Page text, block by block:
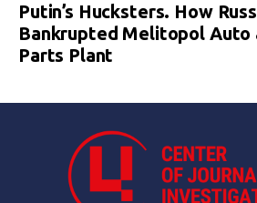
Putin’s Hucksters. How
Bankrupted Melitopol Auto
Parts Plant